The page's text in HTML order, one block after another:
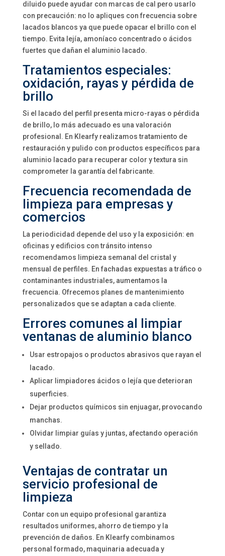
diluido puede ayudar con marcas de cal pero usarlo
con precaución: no lo apliques con frecuencia sobre
lacados blancos ya que puede opacar el brillo con el
tiempo. Evita lejía, amoníaco concentrado o ácidos
fuertes que dañan el aluminio lacado.
Tratamientos especiales:
oxidación, rayas y pérdida de
brillo
Si el lacado del perfil presenta micro-rayas o pérdida
de brillo, lo más adecuado es una valoración
profesional. En Klearfy realizamos tratamiento de
restauración y pulido con productos específicos para
aluminio lacado para recuperar color y textura sin
comprometer la garantía del fabricante.
Frecuencia recomendada de
limpieza para empresas y
comercios
La periodicidad depende del uso y la exposición: en
oficinas y edificios con tránsito intenso
recomendamos limpieza semanal del cristal y
mensual de perfiles. En fachadas expuestas a tráfico o
contaminantes industriales, aumentamos la
frecuencia. Ofrecemos planes de mantenimiento
personalizados que se adaptan a cada cliente.
Errores comunes al limpiar
ventanas de aluminio blanco
Usar estropajos o productos abrasivos que rayan el
lacado.
Aplicar limpiadores ácidos o lejía que deterioran
superficies.
Dejar productos químicos sin enjuagar, provocando
manchas.
Olvidar limpiar guías y juntas, afectando operación
y sellado.
Ventajas de contratar un
servicio profesional de
limpieza
Contar con un equipo profesional garantiza
resultados uniformes, ahorro de tiempo y la
prevención de daños. En Klearfy combinamos
personal formado, maquinaria adecuada y